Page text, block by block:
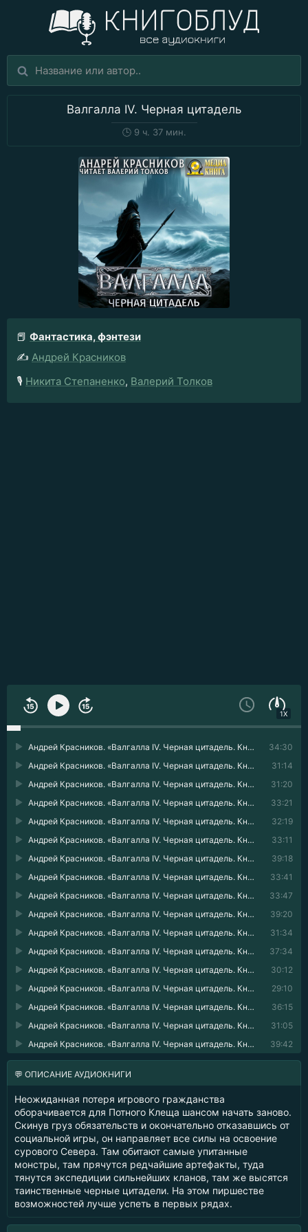
Валгалла IV. Черная цитадель
🕒9 ч. 37 мин.
📕 Фантастика, фэнтези
✍️ Андрей Красников
🎙️ Никита Степаненко, Валерий Толков
1X
34:30
Андрей Красников. «Валгалла IV. Черная цитадель. Книга 4» - 01
31:14
Андрей Красников. «Валгалла IV. Черная цитадель. Книга 4» - 02
31:20
Андрей Красников. «Валгалла IV. Черная цитадель. Книга 4» - 03
33:21
Андрей Красников. «Валгалла IV. Черная цитадель. Книга 4» - 04
32:19
Андрей Красников. «Валгалла IV. Черная цитадель. Книга 4» - 05
33:11
Андрей Красников. «Валгалла IV. Черная цитадель. Книга 4» - 06
39:18
Андрей Красников. «Валгалла IV. Черная цитадель. Книга 4» - 07
33:41
Андрей Красников. «Валгалла IV. Черная цитадель. Книга 4» - 08
33:47
Андрей Красников. «Валгалла IV. Черная цитадель. Книга 4» - 09
39:20
Андрей Красников. «Валгалла IV. Черная цитадель. Книга 4» - 10
31:34
Андрей Красников. «Валгалла IV. Черная цитадель. Книга 4» - 11
37:34
Андрей Красников. «Валгалла IV. Черная цитадель. Книга 4» - 12
30:12
Андрей Красников. «Валгалла IV. Черная цитадель. Книга 4» - 13
29:10
Андрей Красников. «Валгалла IV. Черная цитадель. Книга 4» - 14
36:15
Андрей Красников. «Валгалла IV. Черная цитадель. Книга 4» - 15
31:05
Андрей Красников. «Валгалла IV. Черная цитадель. Книга 4» - 16
39:42
Андрей Красников. «Валгалла IV. Черная цитадель. Книга 4» - 17
💬 ОПИСАНИЕ АУДИОКНИГИ
Неожиданная потеря игрового гражданства
оборачивается для Потного Клеща шансом начать заново.
Скинув груз обязательств и окончательно отказавшись от
социальной игры, он направляет все силы на освоение
сурового Севера. Там обитают самые упитанные
монстры, там прячутся редчайшие артефакты, туда
тянутся экспедиции сильнейших кланов, там же высятся
таинственные черные цитадели. На этом пиршестве
возможностей лучше успеть в первых рядах.